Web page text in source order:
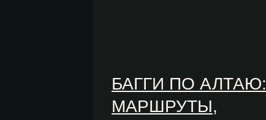
БАГГИ ПО АЛТАЮ:
МАРШРУТЫ,